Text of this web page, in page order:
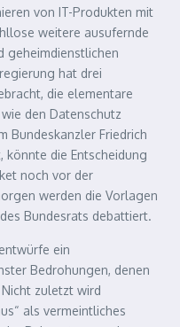
von IT-Produkten mit
weitere ausufernde
geheimdienstlichen
hat drei
die elementare
den Datenschutz
Bundeskanzler Friedrich
die Entscheidung
noch vor der
werden die Vorlagen
Bundesrats debattiert.
ein
Bedrohungen, denen
zuletzt wird
als vermeintliches